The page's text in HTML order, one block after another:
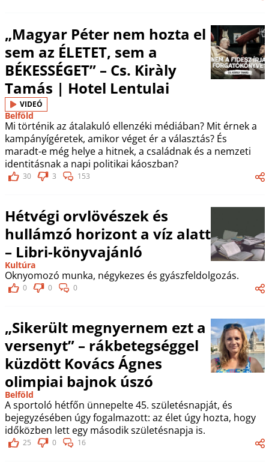
„Magyar Péter nem hozta el
sem az ÉLETET, sem a
BÉKESSÉGET” – Cs. Kiràly
Tamás | Hotel Lentulai
VIDEÓ
Belföld
Mi történik az átalakuló ellenzéki médiában? Mit érnek a
kampányígéretek, amikor véget ér a választás? És
maradt-e még helye a hitnek, a családnak és a nemzeti
identitásnak a napi politikai káoszban?
30 3 153
Hétvégi orvlövészek és
hullámzó horizont a víz alatt
– Libri-könyvajánló
Kultúra
Oknyomozó munka, négykezes és gyászfeldolgozás.
0 0 0
„Sikerült megnyernem ezt a
versenyt” – rákbetegséggel
küzdött Kovács Ágnes
olimpiai bajnok úszó
Belföld
A sportoló hétfőn ünnepelte 45. születésnapját, és
bejegyzésében úgy fogalmazott: az élet úgy hozta, hogy
időközben lett egy második születésnapja is.
25 0 16